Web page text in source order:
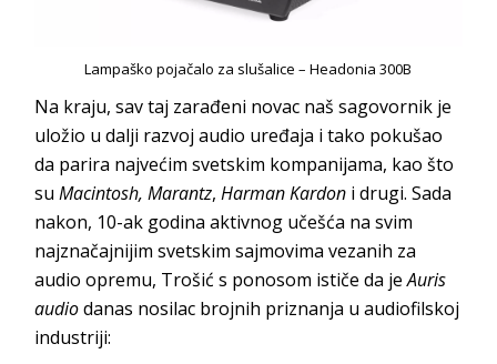
Lampaško pojačalo za slušalice – Headonia 300B
Na kraju, sav taj zarađeni novac naš sagovornik je
uložio u dalji razvoj audio uređaja i tako pokušao
da parira najvećim svetskim kompanijama, kao što
suMacintosh, Marantz,Harman Kardon i drugi. Sada
nakon, 10-ak godina aktivnog učešća na svim
najznačajnijim svetskim sajmovima vezanih za
audio opremu, Trošić s ponosom ističe da jeAuris
audiodanas nosilac brojnih priznanja u audiofilskoj
industriji: